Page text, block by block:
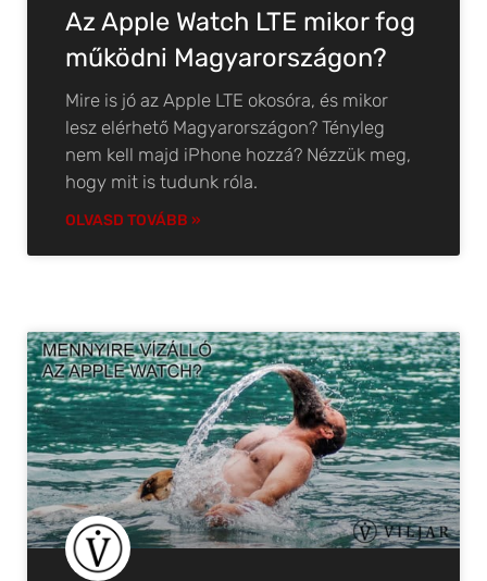
Az Apple Watch LTE mikor fog
működni Magyarországon?
Mire is jó az Apple LTE okosóra, és mikor
lesz elérhető Magyarországon? Tényleg
nem kell majd iPhone hozzá? Nézzük meg,
hogy mit is tudunk róla.
OLVASD TOVÁBB »